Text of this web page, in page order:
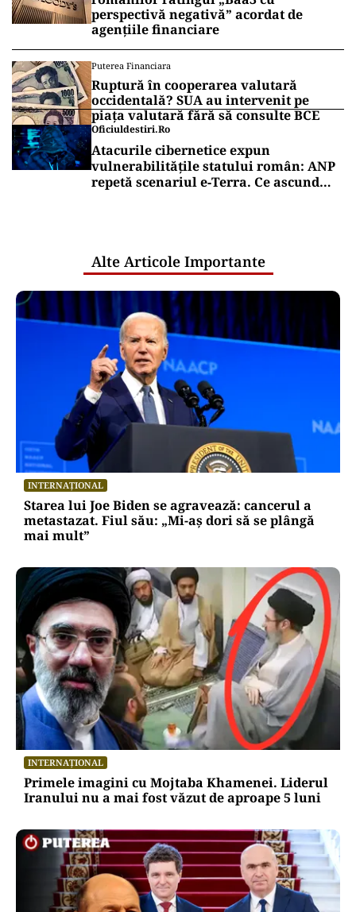
perspectivă negativă” acordat de
agențiile financiare
Puterea Financiara
Ruptură în cooperarea valutară
occidentală? SUA au intervenit pe
piața valutară fără să consulte BCE
Oficiuldestiri.ro
Atacurile cibernetice expun
vulnerabilitățile statului român: ANP
repetă scenariul e‑Terra. Ce ascund
Alte Articole Importante
INTERNAȚIONAL
Starea lui Joe Biden se agravează: cancerul a
metastazat. Fiul său: „Mi-aș dori să se plângă
mai mult”
INTERNAȚIONAL
Primele imagini cu Mojtaba Khamenei. Liderul
Iranului nu a mai fost văzut de aproape 5 luni